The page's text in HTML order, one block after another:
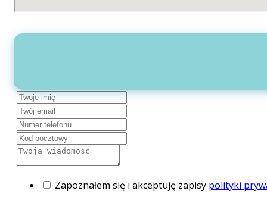
Zapoznałem się i akceptuję zapisy polityki